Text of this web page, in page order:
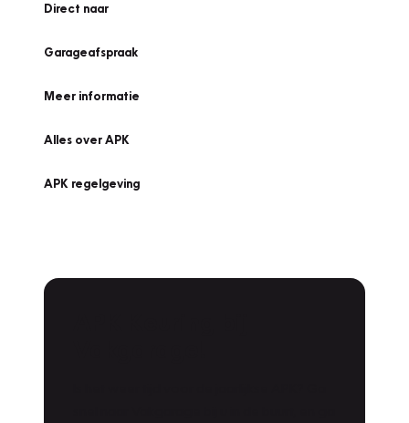
Direct naar
Garageafspraak
Meer informatie
Alles over APK
APK regelgeving